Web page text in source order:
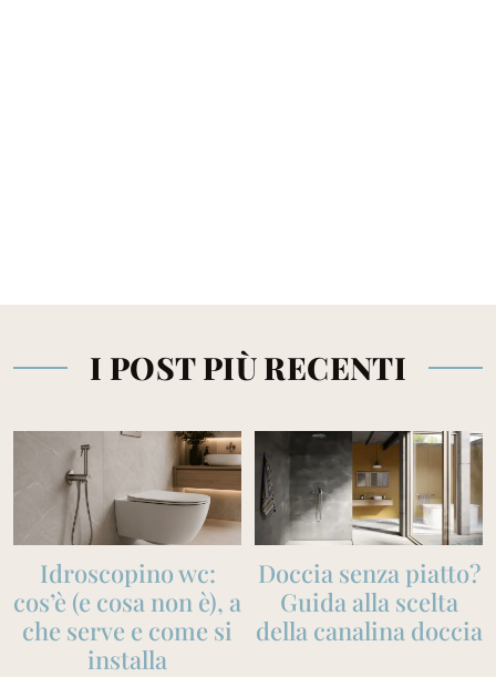
I POST PIÙ RECENTI
Idroscopino wc:
cos’è (e cosa non è), a
che serve e come si
installa
Doccia senza piatto?
Guida alla scelta
della canalina doccia